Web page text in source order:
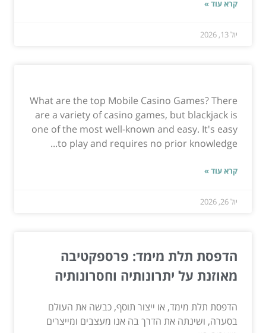
קרא עוד »
יול 13, 2026
What are the top Mobile Casino Games? There
are a variety of casino games, but blackjack is
one of the most well-known and easy. It's easy
to play and requires no prior knowledge...
קרא עוד »
יול 26, 2026
הדפסת תלת מימד: פרספקטיבה
מאוזנת על יתרונותיה וחסרונותיה
הדפסת תלת מימד, או ייצור תוסף, כבשה את העולם
בסערה, ושינתה את הדרך בה אנו מעצבים ומייצרים